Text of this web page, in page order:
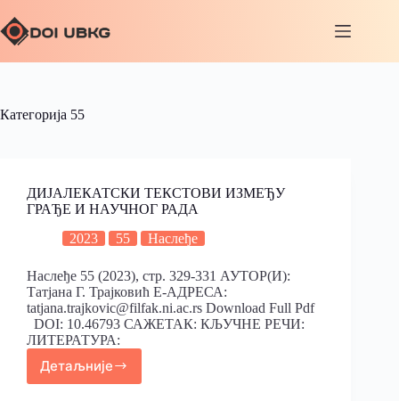
Категорија 55
ДИЈАЛЕКАТСКИ ТЕКСТОВИ ИЗМЕЂУ
ГРАЂЕ И НАУЧНОГ РАДА
2023
55 Наслеђе
Наслеђе 55 (2023), стр. 329-331 АУТОР(И):
Татјана Г. Трајковић Е-АДРЕСА:
tatjana.trajkovic@filfak.ni.ac.rs Download Full Pdf
DOI: 10.46793 САЖЕТАК: КЉУЧНЕ РЕЧИ:
ЛИТЕРАТУРА:
Детаљније